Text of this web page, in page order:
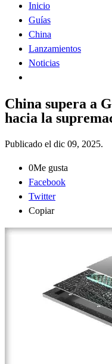
Inicio
Guías
China
Lanzamientos
Noticias
China supera a
hacia la
Publicado el dic 09, 2025.
0Me gusta
Facebook
Twitter
Copiar